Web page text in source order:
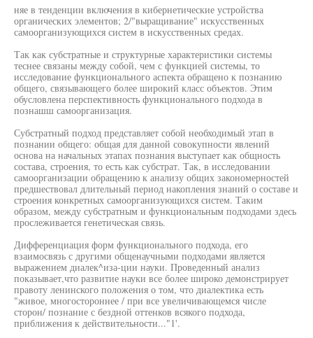
няе в тенденции включения в кибернетические устройства
органических элементов; 2/"выращивание" искусственных
самоорганизующихся систем в искусственных средах.
Так как субстратные и структурные характеристики системы
теснее связаны между собой, чем с функцией системы, то
исследование функционального аспекта обращено к познанию
общего, связывающего более широкий класс объектов. Этим
обусловлена перспективность функционального подхода в
познашш самоорганизация.
Субстратный подход представляет собой необходимый этап в
познании общего: общая для данной совокупности явлений
основа на начальных этапах познания выступает как общность
состава, строения, то есть как субстрат. Так, в исследовании
самоорганизации обращению к анализу общих закономерностей
предшествовал длительный период накопления знаний о составе и
строения конкретных самоорганизующихся систем. Таким
образом, между субстратным и функциональным подходами здесь
прослеживается генетическая связь.
Дифференциация форм функционального подхода, его
взаимосвязь с другими общенаучными подходами является
выражением диалек^иза-ции науки. Проведенный анализ
показывает,что развитие науки все более широко демонстрирует
правоту ленинского положения о том, что диалектика есть
"живое, многостороннее / при все увеличивающемся числе
сторон/ познание с бездной оттенков всякого подхода,
приближения к действительности..."1'.